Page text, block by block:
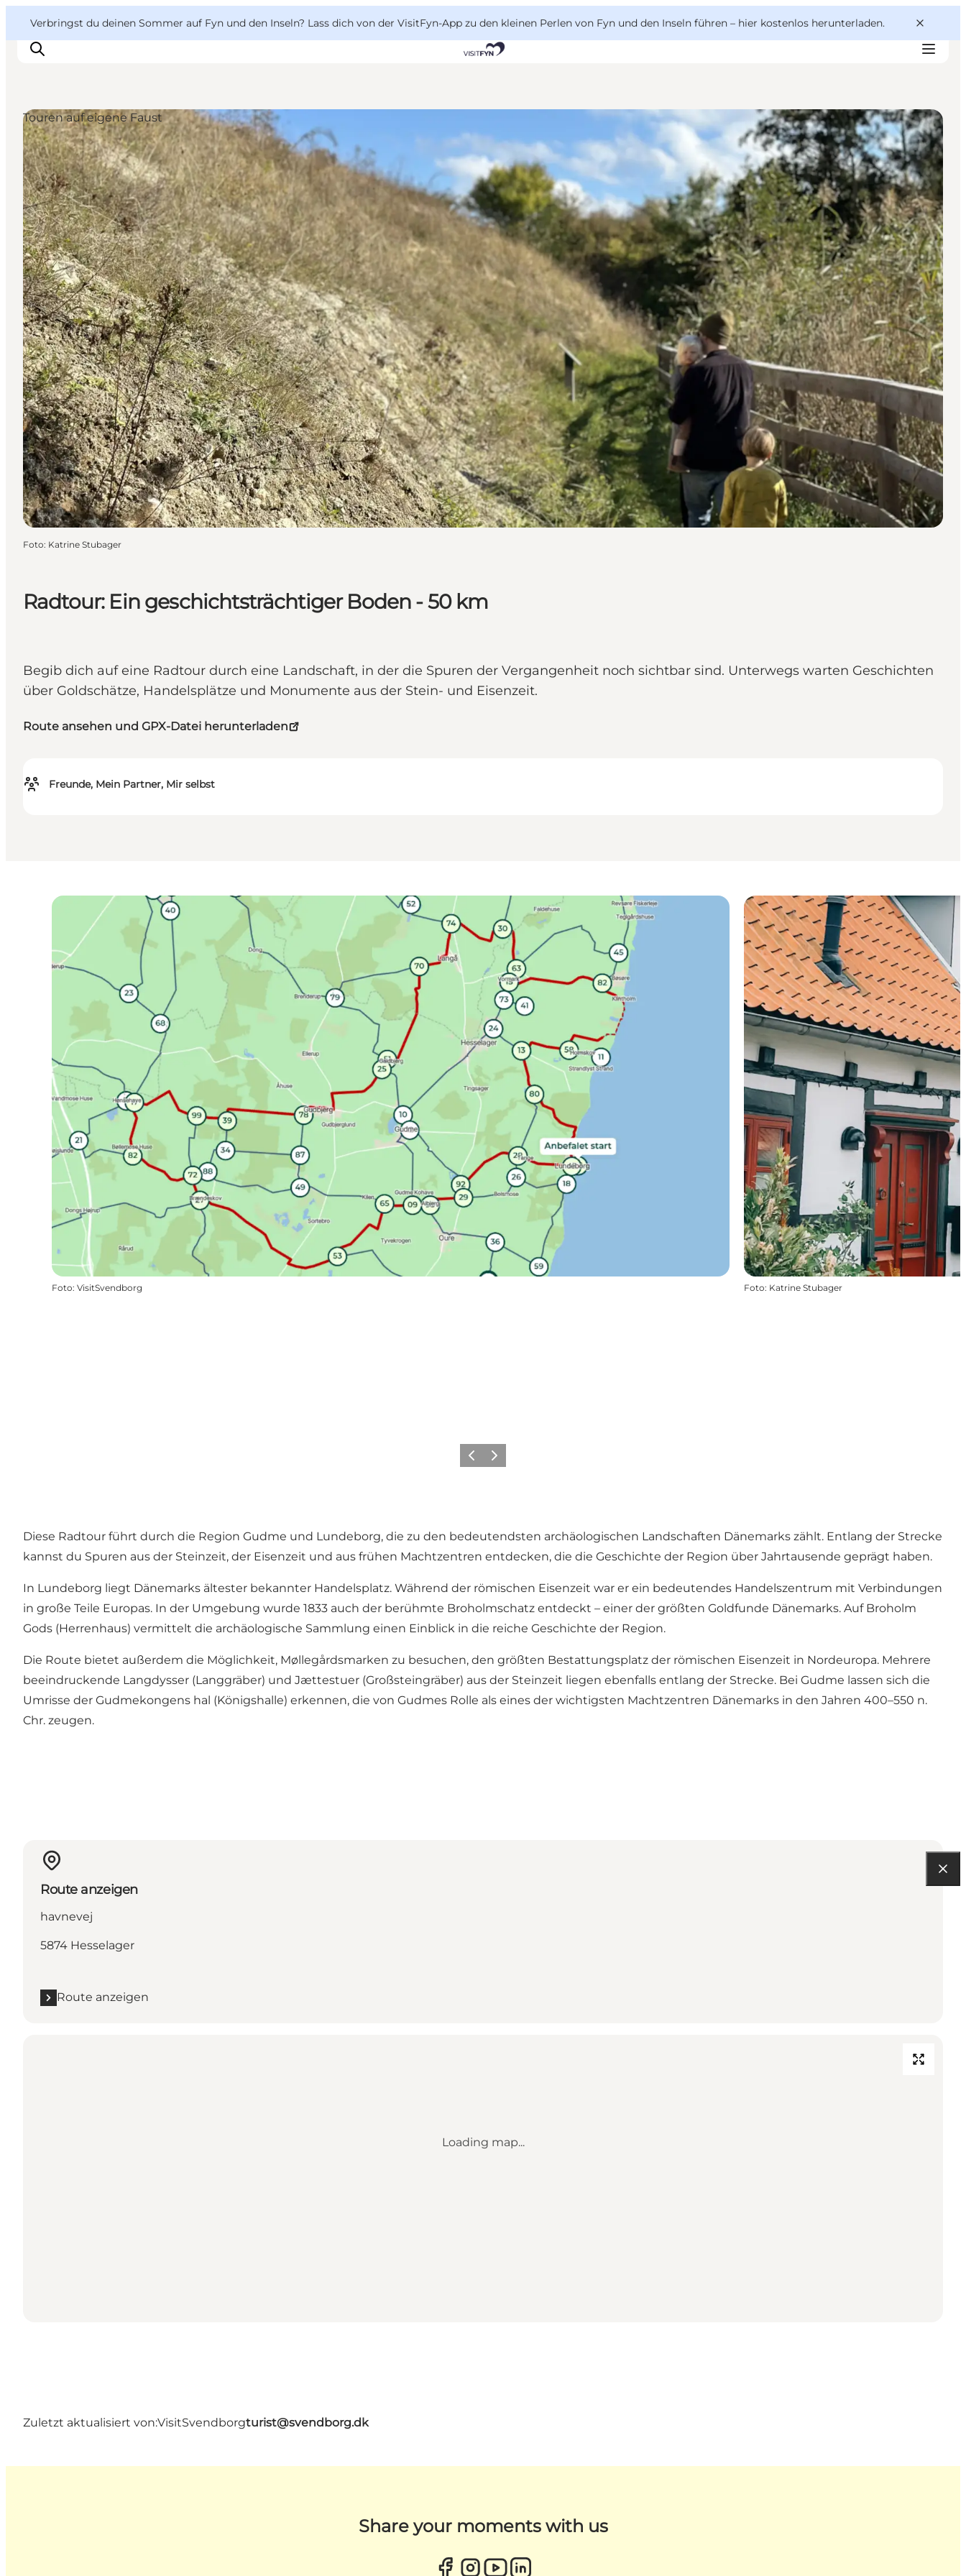
Verbringst du deinen Sommer auf Fyn und den Inseln? Lass dich von der VisitFyn-App zu den kleinen Perlen von Fyn und den Inseln führen – hier kostenlos herunterladen.
Reise Ideen
Outdoor & bike
Essen & trinken
Übernachtung
VisitFyn
Deutsch
Radtour: Ein geschichtsträchtiger Boden - 50 km
Begib dich auf eine Radtour durch eine Landschaft, in der die Spuren der Vergangenheit noch sichtbar sind. Unterwegs warten Geschichten
über Goldschätze, Handelsplätze und Monumente aus der Stein- und Eisenzeit.
Route ansehen und GPX-Datei herunterladen
Freunde, Mein Partner, Mir selbst
Touren auf eigene Faust
Foto: Katrine Stubager
Foto: VisitSvendborg Foto: Katrine Stubager
ZurückWeiter
Diese Radtour führt durch die Region Gudme und Lundeborg, die zu den bedeutendsten archäologischen Landschaften Dänemarks zählt. Entlang der Strecke
kannst du Spuren aus der Steinzeit, der Eisenzeit und aus frühen Machtzentren entdecken, die die Geschichte der Region über Jahrtausende geprägt haben.
In Lundeborg liegt Dänemarks ältester bekannter Handelsplatz. Während der römischen Eisenzeit war er ein bedeutendes Handelszentrum mit Verbindungen
in große Teile Europas. In der Umgebung wurde 1833 auch der berühmte Broholmschatz entdeckt – einer der größten Goldfunde Dänemarks. Auf Broholm
Gods (Herrenhaus) vermittelt die archäologische Sammlung einen Einblick in die reiche Geschichte der Region.
Die Route bietet außerdem die Möglichkeit, Møllegårdsmarken zu besuchen, den größten Bestattungsplatz der römischen Eisenzeit in Nordeuropa. Mehrere
beeindruckende Langdysser (Langgräber) und Jættestuer (Großsteingräber) aus der Steinzeit liegen ebenfalls entlang der Strecke. Bei Gudme lassen sich die
Umrisse der Gudmekongens hal (Königshalle) erkennen, die von Gudmes Rolle als eines der wichtigsten Machtzentren Dänemarks in den Jahren 400–550 n.
Chr. zeugen.
Route anzeigen
havnevej
5874 Hesselager
Route anzeigen
Loading map...
Zuletzt aktualisiert von:VisitSvendborgturist@svendborg.dk
Share your moments with us